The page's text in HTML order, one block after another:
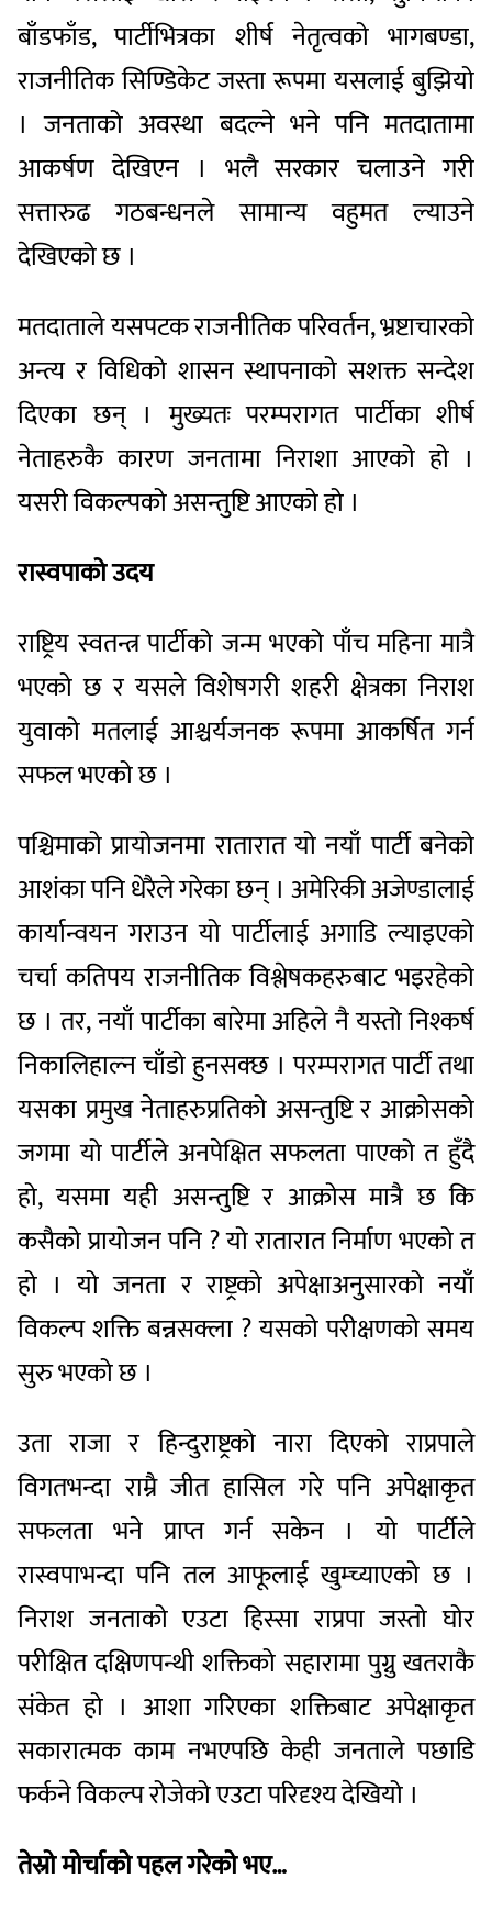
बाँडफाँड, पार्टीभित्रका शीर्ष नेतृत्वको भागबण्डा,
राजनीतिक सिण्डिकेट जस्ता रूपमा यसलाई बुझियो
। जनताको अवस्था बदल्ने भने पनि मतदातामा
आकर्षण देखिएन । भलै सरकार चलाउने गरी
सत्तारुढ गठबन्धनले सामान्य वहुमत ल्याउने
देखिएको छ ।
मतदाताले यसपटक राजनीतिक परिवर्तन, भ्रष्टाचारको
अन्त्य र विधिको शासन स्थापनाको सशक्त सन्देश
दिएका छन् । मुख्यतः परम्परागत पार्टीका शीर्ष
नेताहरुकै कारण जनतामा निराशा आएको हो ।
यसरी विकल्पको असन्तुष्टि आएको हो ।
रास्वपाको उदय
राष्ट्रिय स्वतन्त्र पार्टीको जन्म भएको पाँच महिना मात्रै
भएको छ र यसले विशेषगरी शहरी क्षेत्रका निराश
युवाको मतलाई आश्चर्यजनक रूपमा आकर्षित गर्न
सफल भएको छ ।
पश्चिमाको प्रायोजनमा रातारात यो नयाँ पार्टी बनेको
आशंका पनि धेरैले गरेका छन् । अमेरिकी अजेण्डालाई
कार्यान्वयन गराउन यो पार्टीलाई अगाडि ल्याइएको
चर्चा कतिपय राजनीतिक विश्लेषकहरुबाट भइरहेको
छ । तर, नयाँ पार्टीका बारेमा अहिले नै यस्तो निश्कर्ष
निकालिहाल्न चाँडो हुनसक्छ । परम्परागत पार्टी तथा
यसका प्रमुख नेताहरुप्रतिको असन्तुष्टि र आक्रोसको
जगमा यो पार्टीले अनपेक्षित सफलता पाएको त हुँदै
हो, यसमा यही असन्तुष्टि र आक्रोस मात्रै छ कि
कसैको प्रायोजन पनि ? यो रातारात निर्माण भएको त
हो । यो जनता र राष्ट्रको अपेक्षाअनुसारको नयाँ
विकल्प शक्ति बन्नसक्ला ? यसको परीक्षणको समय
सुरु भएको छ ।
उता राजा र हिन्दुराष्ट्रको नारा दिएको राप्रपाले
विगतभन्दा राम्रै जीत हासिल गरे पनि अपेक्षाकृत
सफलता भने प्राप्त गर्न सकेन । यो पार्टीले
रास्वपाभन्दा पनि तल आफूलाई खुम्च्याएको छ ।
निराश जनताको एउटा हिस्सा राप्रपा जस्तो घोर
परीक्षित दक्षिणपन्थी शक्तिको सहारामा पुग्नु खतराकै
संकेत हो । आशा गरिएका शक्तिबाट अपेक्षाकृत
सकारात्मक काम नभएपछि केही जनताले पछाडि
फर्कने विकल्प रोजेको एउटा परिदृश्य देखियो ।
तेस्रो मोर्चाको पहल गरेको भए…